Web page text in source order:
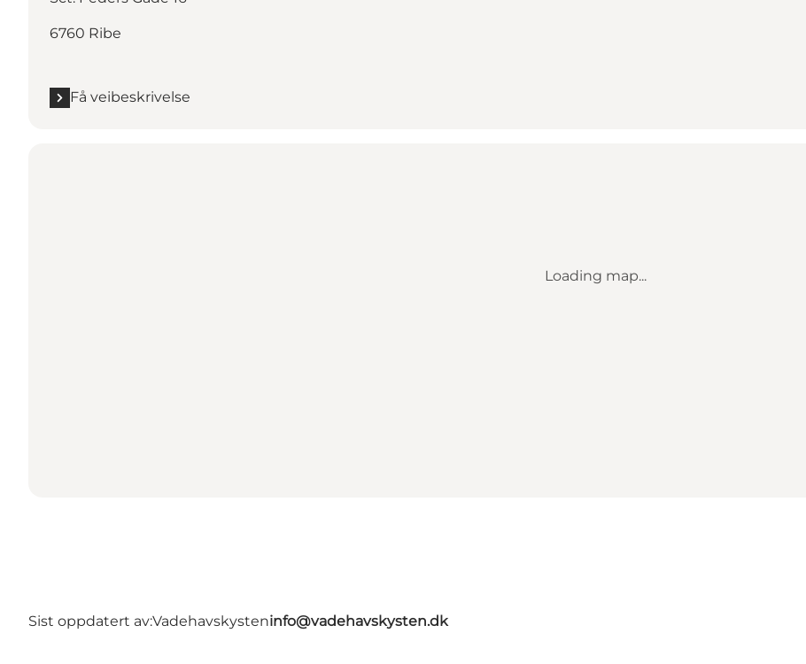
6760 Ribe
Få veibeskrivelse
Loading map...
Sist oppdatert av:Vadehavskysteninfo@vadehavskysten.dk